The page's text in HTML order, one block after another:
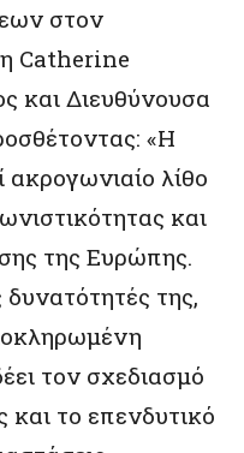
στον
η Catherine
και Διευθύνουσα
«Η
λίθο
και
της Ευρώπης.
δυνατότητές της,
τον σχεδιασμό
και το επενδυτικό